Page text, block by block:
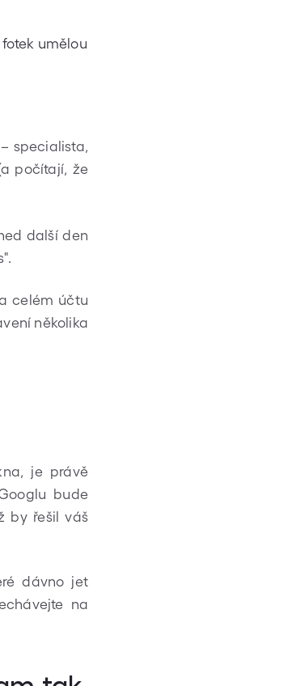
umělou
specialista,
počítají, že
další den
celém účtu
několika
je právě
bude
by řešil váš
dávno jet
na